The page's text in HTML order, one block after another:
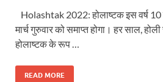
Holashtak 2022: होलाष्टक इस वर्ष 10
मार्च गुरुवार को समाप्त होगा। हर साल,
होलाष्टक के रूप …
READ MORE